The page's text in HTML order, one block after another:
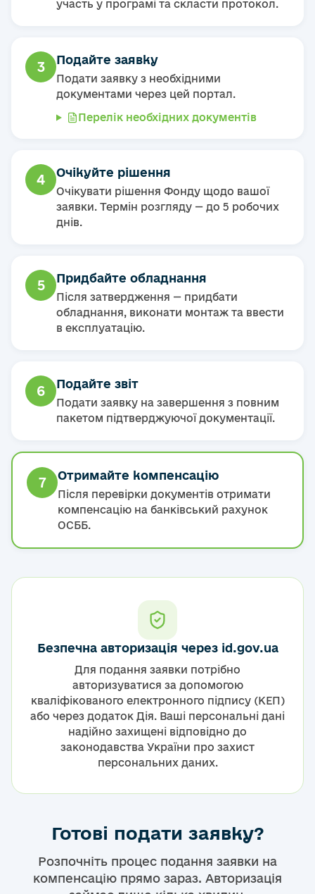
участь у програмі та скласти протокол.
3 Подайте заявку
Подати заявку з необхідними
документами через цей портал.
Перелік необхідних документів
4 Очікуйте рішення
Очікувати рішення Фонду щодо вашої
заявки. Термін розгляду — до 5 робочих
днів.
5 Придбайте обладнання
Після затвердження — придбати
обладнання, виконати монтаж та ввести
в експлуатацію.
6 Подайте звіт
Подати заявку на завершення з повним
пакетом підтверджуючої документації.
7 Отримайте компенсацію
Після перевірки документів отримати
компенсацію на банківський рахунок
ОСББ.
Безпечна авторизація через id.gov.ua
Для подання заявки потрібно
авторизуватися за допомогою
кваліфікованого електронного підпису (КЕП)
або через додаток Дія. Ваші персональні дані
надійно захищені відповідно до
законодавства України про захист
персональних даних.
Готові подати заявку?
Розпочніть процес подання заявки на
компенсацію прямо зараз. Авторизація